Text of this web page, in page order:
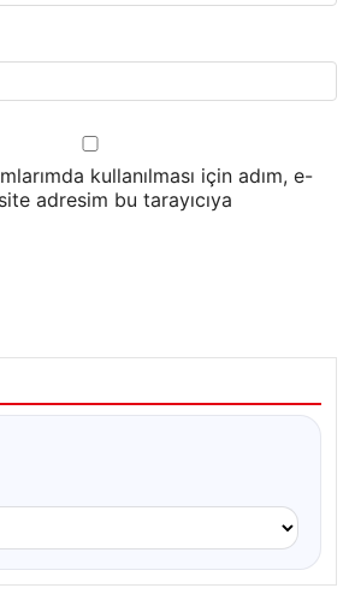
kullanılması için adım, e-
adresim bu tarayıcıya